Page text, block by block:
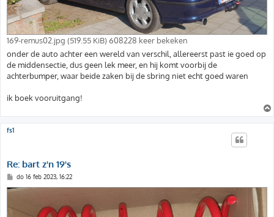
169-remus02.jpg (519.55 KiB) 608228 keer bekeken
onder de auto achter een wereld van verschil, allereerst past ie goed op
de middensectie, dus geen lek meer, en hij komt voorbij de
achterbumper, waar beide zaken bij de sbring niet echt goed waren
ik boek vooruitgang!
fs1
Re: bart z'n 19's
B
r
h
do 16 feb 2023, 16:22